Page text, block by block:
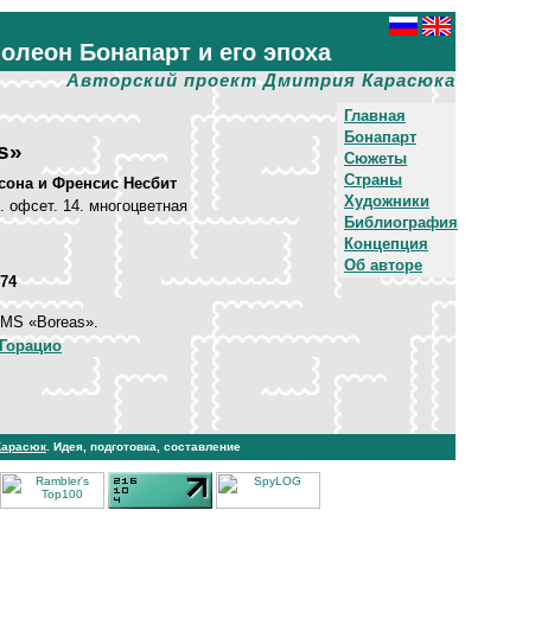
Бонапарт и его эпоха
Авторский проект Дмитрия Карасюка
Главная
Бонапарт
Сюжеты
Страны
Художники
Библиография
Концепция
Об авторе
и Френсис Несбит
офсет. 14. многоцветная
«Boreas».
. Идея, подготовка, составление